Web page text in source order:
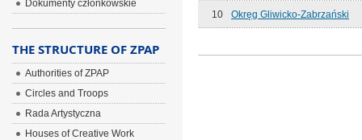
10 Okręg Gliwicko-Zabrzański
Dokumenty członkowskie
THE STRUCTURE OF ZPAP
Authorities of ZPAP
Circles and Troops
Rada Artystyczna
Houses of Creative Work